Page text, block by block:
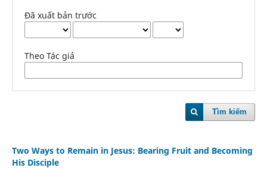
Đã xuất bản trước
Theo Tác giả
Tìm kiếm
Two Ways to Remain in Jesus: Bearing Fruit and Becoming
His Disciple